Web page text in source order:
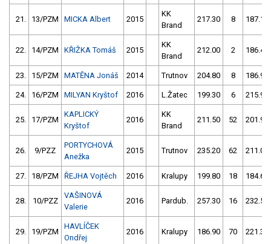
21. 13/PZM MICKA Albert 2015
KK
Brand
217.30 8 187.10
22. 14/PZM KŘIŽKA Tomáš 2015
KK
Brand
212.00 2 186.40
23. 15/PZM MATĚNA Jonáš 2014 Trutnov 204.80 8 186.90
24. 16/PZM MILYAN Kryštof 2016 L.Žatec 199.30 6 215.95
25. 17/PZM
KAPLICKÝ
Kryštof
2016
KK
Brand
211.50 52 201.90
26. 9/PZZ
PORTYCHOVÁ
Anežka
2015 Trutnov 235.20 62 211.00
27. 18/PZM ŘEJHA Vojtěch 2016 Kralupy 199.80 18 184.60
28. 10/PZZ
VAŠINOVÁ
Valerie
2016 Pardub. 257.30 16 232.50
29. 19/PZM
HAVLÍČEK
Ondřej
2016 Kralupy 186.90 70 221.30